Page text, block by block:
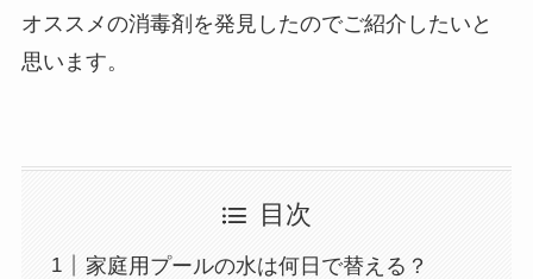
オススメの消毒剤を発見したのでご紹介したいと
思います。
目次
家庭用プールの水は何日で替える？